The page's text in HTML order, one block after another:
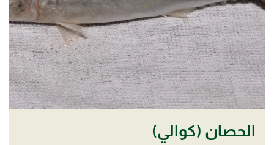
الحصان (كوالي)